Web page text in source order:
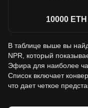
10000 ETH
В таблице выше вы
NPR, который
Эфира для наиболее
Список включает
что дает четкое